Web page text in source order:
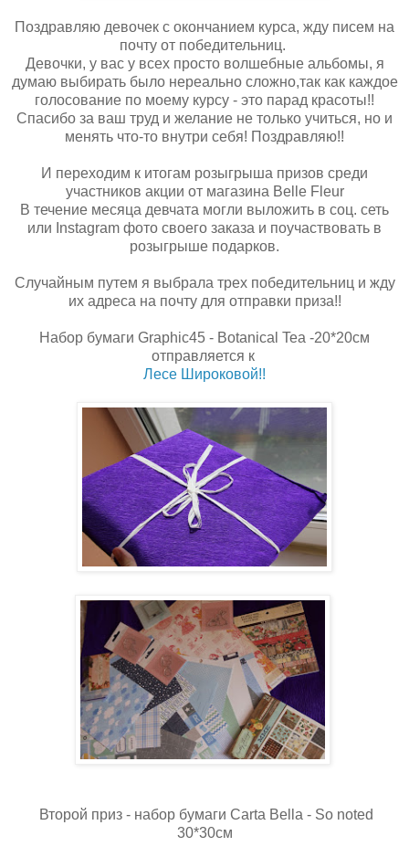
Поздравляю девочек с окончанием курса, жду писем на
почту от победительниц.
Девочки, у вас у всех просто волшебные альбомы, я
думаю выбирать было нереально сложно,так как каждое
голосование по моему курсу - это парад красоты!!
Спасибо за ваш труд и желание не только учиться, но и
менять что-то внутри себя! Поздравляю!!
И переходим к итогам розыгрыша призов среди
участников акции от магазина Belle Fleur
В течение месяца девчата могли выложить в соц. сеть
или Instagram фото своего заказа и поучаствовать в
розыгрыше подарков.
Случайным путем я выбрала трех победительниц и жду
их адреса на почту для отправки приза!!
Набор бумаги Graphic45 - Botanical Tea -20*20см
отправляется к
Лесе Широковой!!
Второй приз - набор бумаги Carta Bella - So noted
30*30см